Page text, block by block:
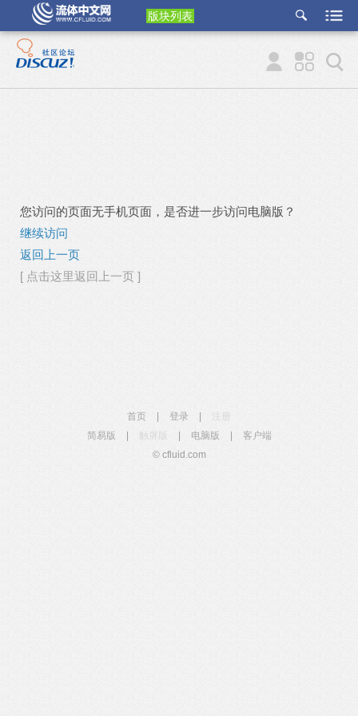
版块列表
etu
p
您访问的页面无手机页面，是否进一步访问电脑版？
继续访问
返回上一页
[ 点击这里返回上一页 ]
首页 登录
简易版
触屏版 电脑版
客户端
© cfluid.com